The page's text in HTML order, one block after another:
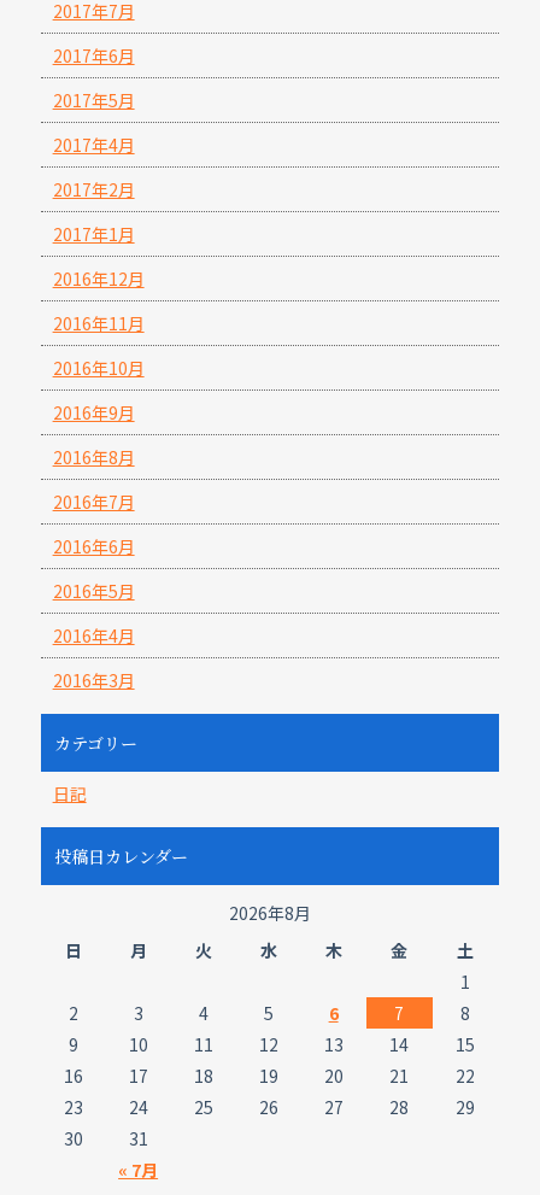
2017年7月
2017年6月
2017年5月
2017年4月
2017年2月
2017年1月
2016年12月
2016年11月
2016年10月
2016年9月
2016年8月
2016年7月
2016年6月
2016年5月
2016年4月
2016年3月
カテゴリー
日記
投稿日カレンダー
2026年8月
日
月 火 水 木 金 土
« 7月
1
2
3 4 5 6 7
8
9
10 11 12 13 14
15
16
17 18 19 20 21
22
23
24 25 26 27 28
29
30
31